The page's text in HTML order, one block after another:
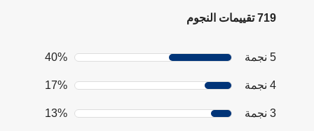
719 تقييمات النجوم
5 نجمة 40%
4 نجمة 17%
3 نجمة 13%